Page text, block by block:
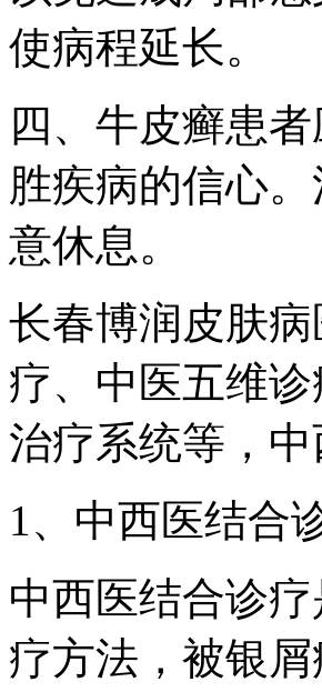
使病程延长。
四、牛皮癣患
胜疾病的信心
意休息。
长春博润皮肤
疗、中医五维
治疗系统等，
1、中西医结合
中西医结合诊
疗方法，被银